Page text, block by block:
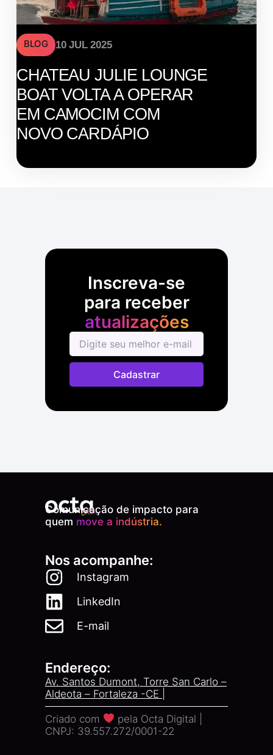
BLOG 10 JUL 2025
CHATEAU JULIE LOUNGE
BOAT VOLTA A OPERAR
EM CAMOCIM COM
NOVO CARDÁPIO
Inscreva-se
para receber
atualizações
Cadastrar
Comunicação de impacto para
quem move a indústria.
Nos acompanhe:
Instagram
LinkedIn
E-mail
Endereço:
Av. Santos Dumont, Torre San Carlo –
Aldeota – Fortaleza -CE |
Criado com
pela Octa Digital |
CNPJ: 39.557.272/0001-22